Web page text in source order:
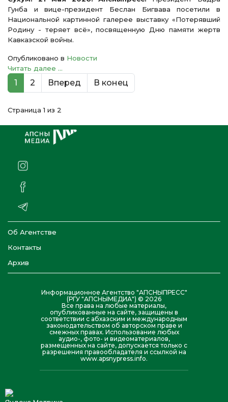
Гунба и вице-президент Беслан Бигвава посетили в
Национальной картинной галерее выставку «Потерявший
Родину - теряет всё», посвященную Дню памяти жертв
Кавказской войны.
Опубликовано в Новости
Читать далее ...
1 2 Вперед В конец
Страница 1 из 2
Об Агентстве
Контакты
Архив
Информационное Агентство "АПСНЫПРЕСС"
(РГУ "АПСНЫМЕДИА") © 2026
Все права на любые материалы,
опубликованные на сайте, защищены в
соответствии с абхазским и международным
законодательством об авторском праве и
смежных правах. Использование любых
аудио-, фото- и видеоматериалов,
размещенных на сайте, допускается только с
разрешения правообладателя и ссылкой на
www.apsnypress.info.